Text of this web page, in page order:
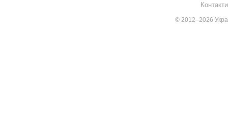
© 2012–2026